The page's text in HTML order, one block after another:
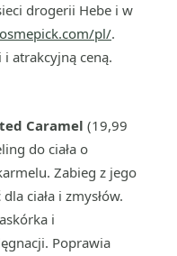
drogerii Hebe i w
pl/.
atrakcyjną ceną.
Caramel (19,99
do ciała o
Zabieg z jego
ciała i zmysłów.
i
Poprawia